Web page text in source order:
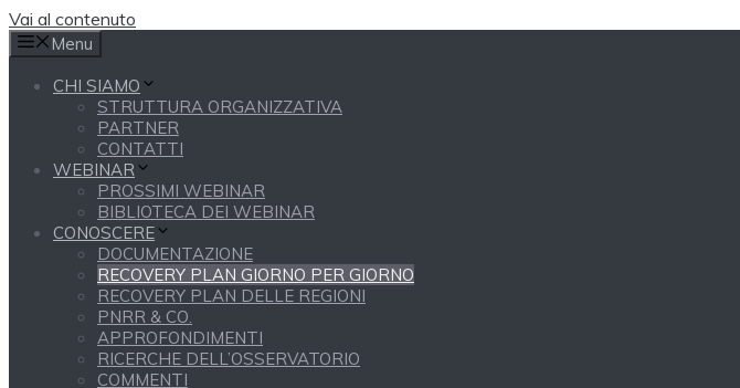
Vai al contenuto
Menu
CHI SIAMO
STRUTTURA ORGANIZZATIVA
PARTNER
CONTATTI
WEBINAR
PROSSIMI WEBINAR
BIBLIOTECA DEI WEBINAR
CONOSCERE
DOCUMENTAZIONE
RECOVERY PLAN GIORNO PER GIORNO
RECOVERY PLAN DELLE REGIONI
PNRR & CO.
APPROFONDIMENTI
RICERCHE DELL’OSSERVATORIO
COMMENTI